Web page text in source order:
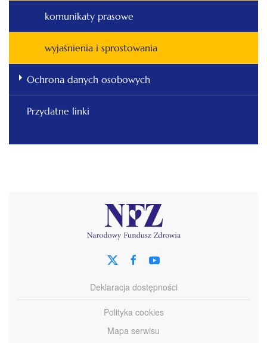
komunikaty prasowe
wyjaśnienia i sprostowania
Ochrona danych osobowych
Przydatne linki
Deklaracja dostępności
Polityka cookies
Mapa serwisu